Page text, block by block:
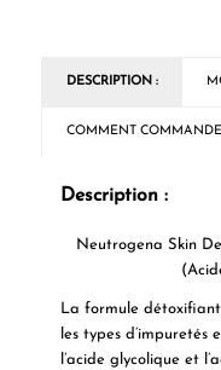
DESCRIPTION :
COMMENT
Description :
Neutrogena Skin
La formule
les types d’impuretés
l’acide glycolique et